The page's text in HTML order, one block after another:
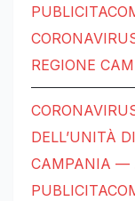
REGIONE
DELL’UNITÀ
CAMPANIA —